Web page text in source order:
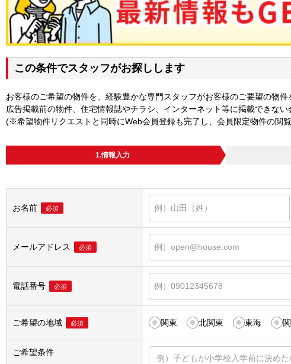
この条件でスタッフがお探しします
お客様のご希望の物件を、経験豊かな専門スタッフがお客様のご要望の物件
広告掲載前の物件、住宅情報誌やチラシ、インターネット等に掲載できない
(※希望物件リクエストと同時にWeb会員登録も完了し、会員限定物件の閲
1.情報入力
お名前 必須
メールアドレス 必須
電話番号 必須
ご希望の地域 必須 関東 北関東 東海
ご希望条件